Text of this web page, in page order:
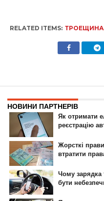
RELATED ITEMS: ТРОЕЩИНА